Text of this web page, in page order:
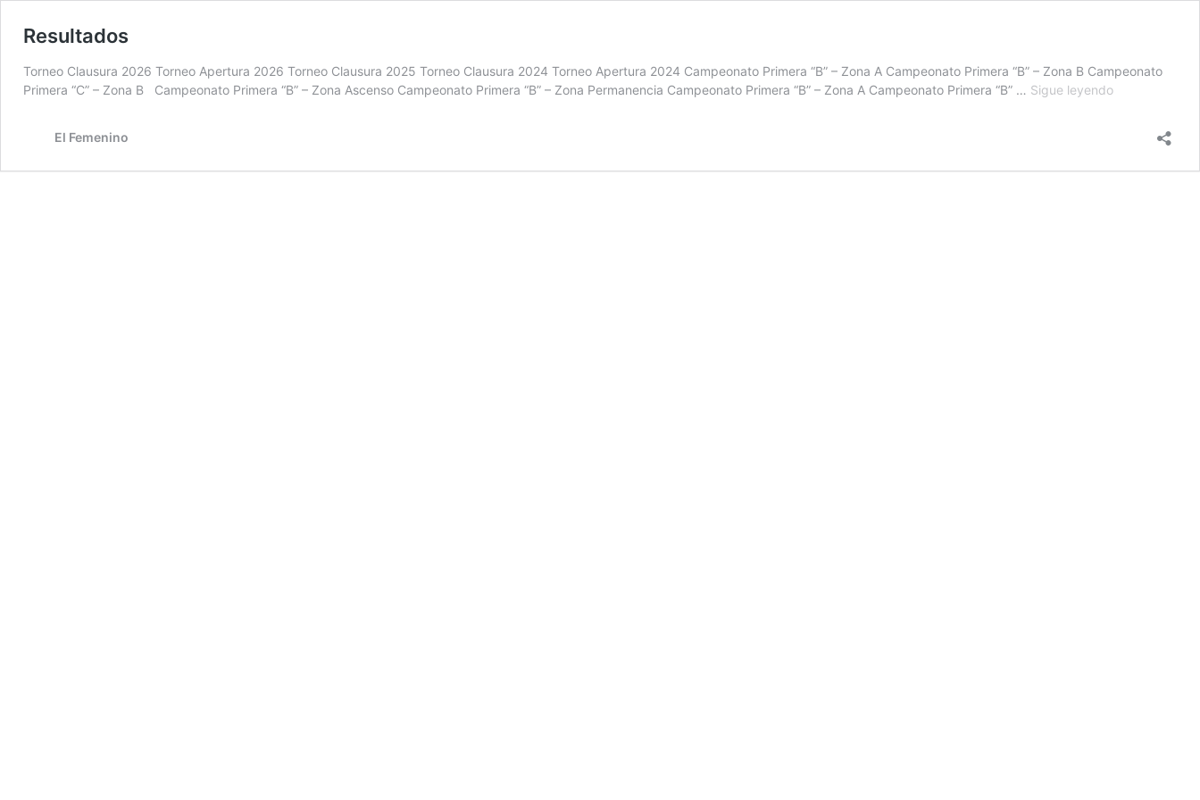
Resultados
Torneo Clausura 2026 Torneo Apertura 2026 Torneo Clausura 2025 Torneo Clausura 2024 Torneo Apertura 2024 Campeonato Primera “B” – Zona A Campeonato Primera “B” – Zona B Campeonato
Primera “C” – Zona B Campeonato Primera “B” – Zona Ascenso Campeonato Primera “B” – Zona Permanencia Campeonato Primera “B” – Zona A Campeonato Primera “B” … Sigue leyendoResultados
El Femenino